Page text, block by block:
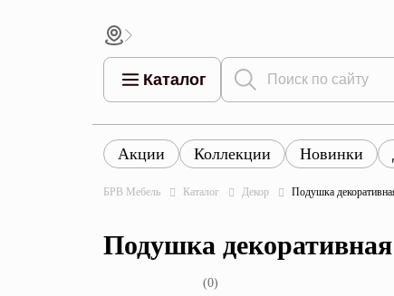
Каталог
Все товары
Шкафы
Все
Все товары каталога
Акции Коллекции Новинки
БРВ Мебель Каталог Декор Подушка
Подушка
(0)